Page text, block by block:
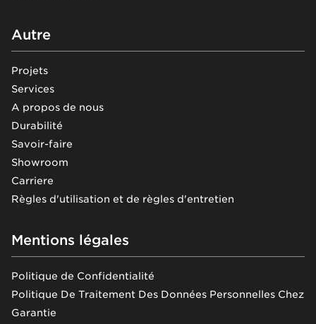
Autre
Projets
Services
A propos de nous
Durabilité
Savoir-faire
Showroom
Carriere
Règles d'utilisation et de règles d'entretien
Mentions légales
Politique de Confidentialité
Politique De Traitement Des Données Personnelles Chez
Garantie